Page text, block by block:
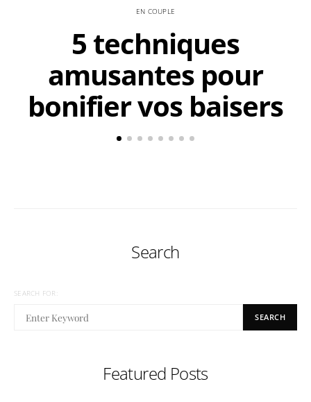
EN COUPLE
5 techniques
amusantes pour
bonifier vos baisers
Search
SEARCH FOR:
SEARCH
Featured Posts